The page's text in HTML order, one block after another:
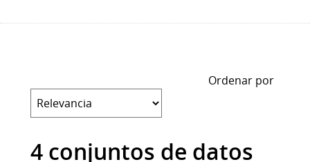
Ordenar por
4 conjuntos de datos